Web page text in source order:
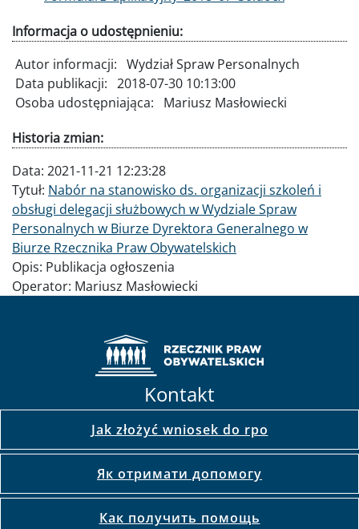
Informacja o udostępnieniu:
Autor informacji: Wydział Spraw Personalnych
Data publikacji: 2018-07-30 10:13:00
Osoba udostępniająca:
Mariusz Masłowiecki
Historia zmian:
Data: 2021-11-21 12:23:28
Tytuł: Nabór na stanowisko ds. organizacji szkoleń i
obsługi delegacji służbowych w Wydziale Spraw
Personalnych w Biurze Dyrektora Generalnego w
Biurze Rzecznika Praw Obywatelskich
Opis: Publikacja ogłoszenia
Operator: Mariusz Masłowiecki
Kontakt
Jak złożyć wniosek do rpo
Як отримати допомогу
Как получить помощь